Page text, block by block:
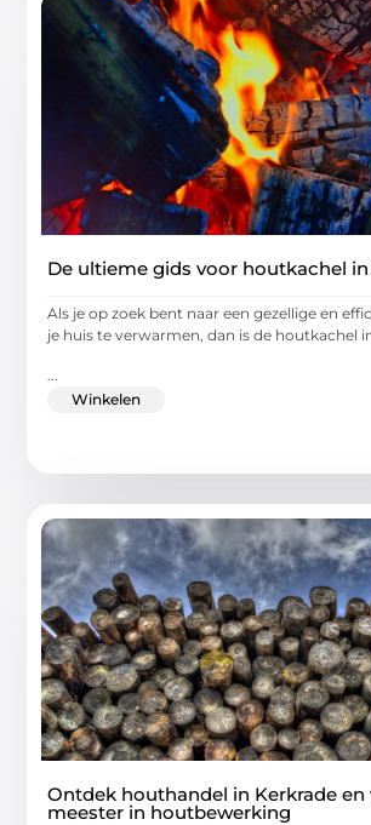
De ultieme gids voor houtkachel
Als je op zoek bent naar een gezellige en
je huis te verwarmen, dan is de houtkachel
Winkelen
Ontdek houthandel in Kerkrade en
meester in houtbewerking